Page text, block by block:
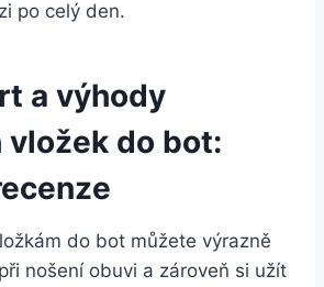
po celý den.
a výhody
vložek‍ do​ bot:
⁣do bot ⁤můžete výrazně
nošení obuvi a zároveň‌ si ‌užít​